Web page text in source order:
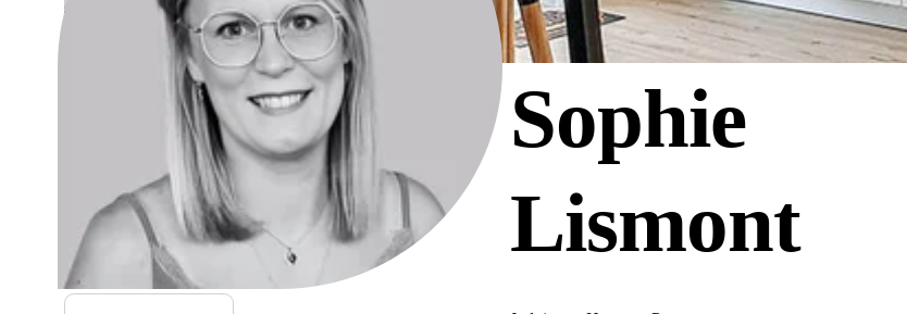
Sophie
Lismont